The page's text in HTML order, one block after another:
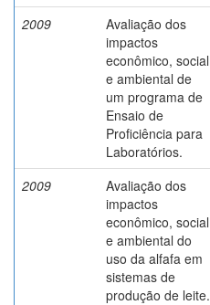
2009
Avaliação dos
impactos
econômico, social
e ambiental de
um programa de
Ensaio de
Proficiência para
Laboratórios.
2009
Avaliação dos
impactos
econômico, social
e ambiental do
uso da alfafa em
sistemas de
produção de leite.